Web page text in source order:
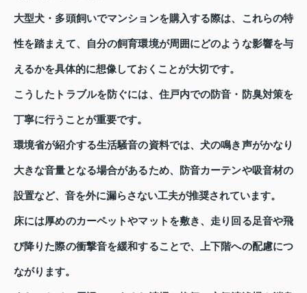
大型犬・多頭飼いでマンションを購入する際は、これらの特
性を踏まえて、自分の飼育環境が周囲にどのような影響を与
えるかを具体的に想像しておくことが大切です。
こうしたトラブルを防ぐには、住戸内での防音・防臭対策を
丁寧に行うことが重要です。
環境省が紹介する生活騒音の資料では、犬の鳴き声がかなり
大きな音量となる場合があるため、防音カーテンや吸音材の
設置など、音を外に漏らさない工夫が推奨されています。
床には厚めのカーペットやマットを敷き、走り回る足音や飛
び降りた際の衝撃音を緩和することで、上下階への配慮につ
ながります。